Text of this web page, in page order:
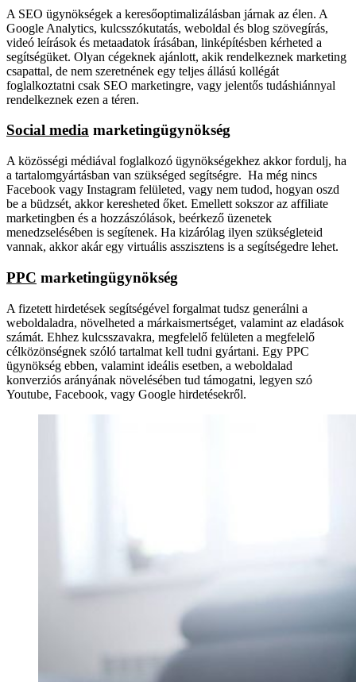
A SEO ügynökségek a keresőoptimalizálásban járnak az élen. A
Google Analytics, kulcsszókutatás, weboldal és blog szövegírás,
videó leírások és metaadatok írásában, linképítésben kérheted a
segítségüket. Olyan cégeknek ajánlott, akik rendelkeznek marketing
csapattal, de nem szeretnének egy teljes állású kollégát
foglalkoztatni csak SEO marketingre, vagy jelentős tudáshiánnyal
rendelkeznek ezen a téren.
Social media marketingügynökség
A közösségi médiával foglalkozó ügynökségekhez akkor fordulj, ha
a tartalomgyártásban van szükséged segítségre. Ha még nincs
Facebook vagy Instagram felületed, vagy nem tudod, hogyan oszd
be a büdzsét, akkor keresheted őket. Emellett sokszor az affiliate
marketingben és a hozzászólások, beérkező üzenetek
menedzselésében is segítenek. Ha kizárólag ilyen szükségleteid
vannak, akkor akár egy virtuális asszisztens is a segítségedre lehet.
PPC marketingügynökség
A fizetett hirdetések segítségével forgalmat tudsz generálni a
weboldaladra, növelheted a márkaismertséget, valamint az eladások
számát. Ehhez kulcsszavakra, megfelelő felületen a megfelelő
célközönségnek szóló tartalmat kell tudni gyártani. Egy PPC
ügynökség ebben, valamint ideális esetben, a weboldalad
konverziós arányának növelésében tud támogatni, legyen szó
Youtube, Facebook, vagy Google hirdetésekről.